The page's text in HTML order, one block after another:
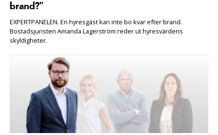
brand?”
EXPERTPANELEN. En hyresgäst kan inte bo kvar efter brand.
Bostadsjuristen Amanda Lagerström reder ut hyresvärdens
skyldigheter.